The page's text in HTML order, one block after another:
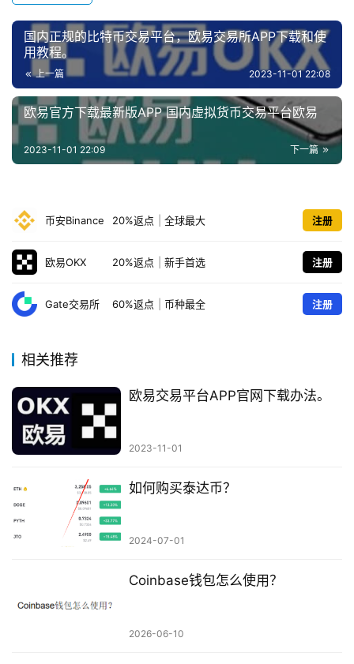
国内正规的比特币交易平台，欧易交易所APP下载和使
用教程。
上一篇 2023-11-01 22:08
欧易官方下载最新版APP 国内虚拟货币交易平台欧易
下一篇
2023-11-01 22:09
币安Binance 20%返点 全球最大 注册
欧易OKX 20%返点 新手首选 注册
Gate交易所 60%返点 币种最全 注册
相关推荐
欧易交易平台APP官网下载办法。
2023-11-01
如何购买泰达币？
2024-07-01
Coinbase钱包怎么使用？
2026-06-10